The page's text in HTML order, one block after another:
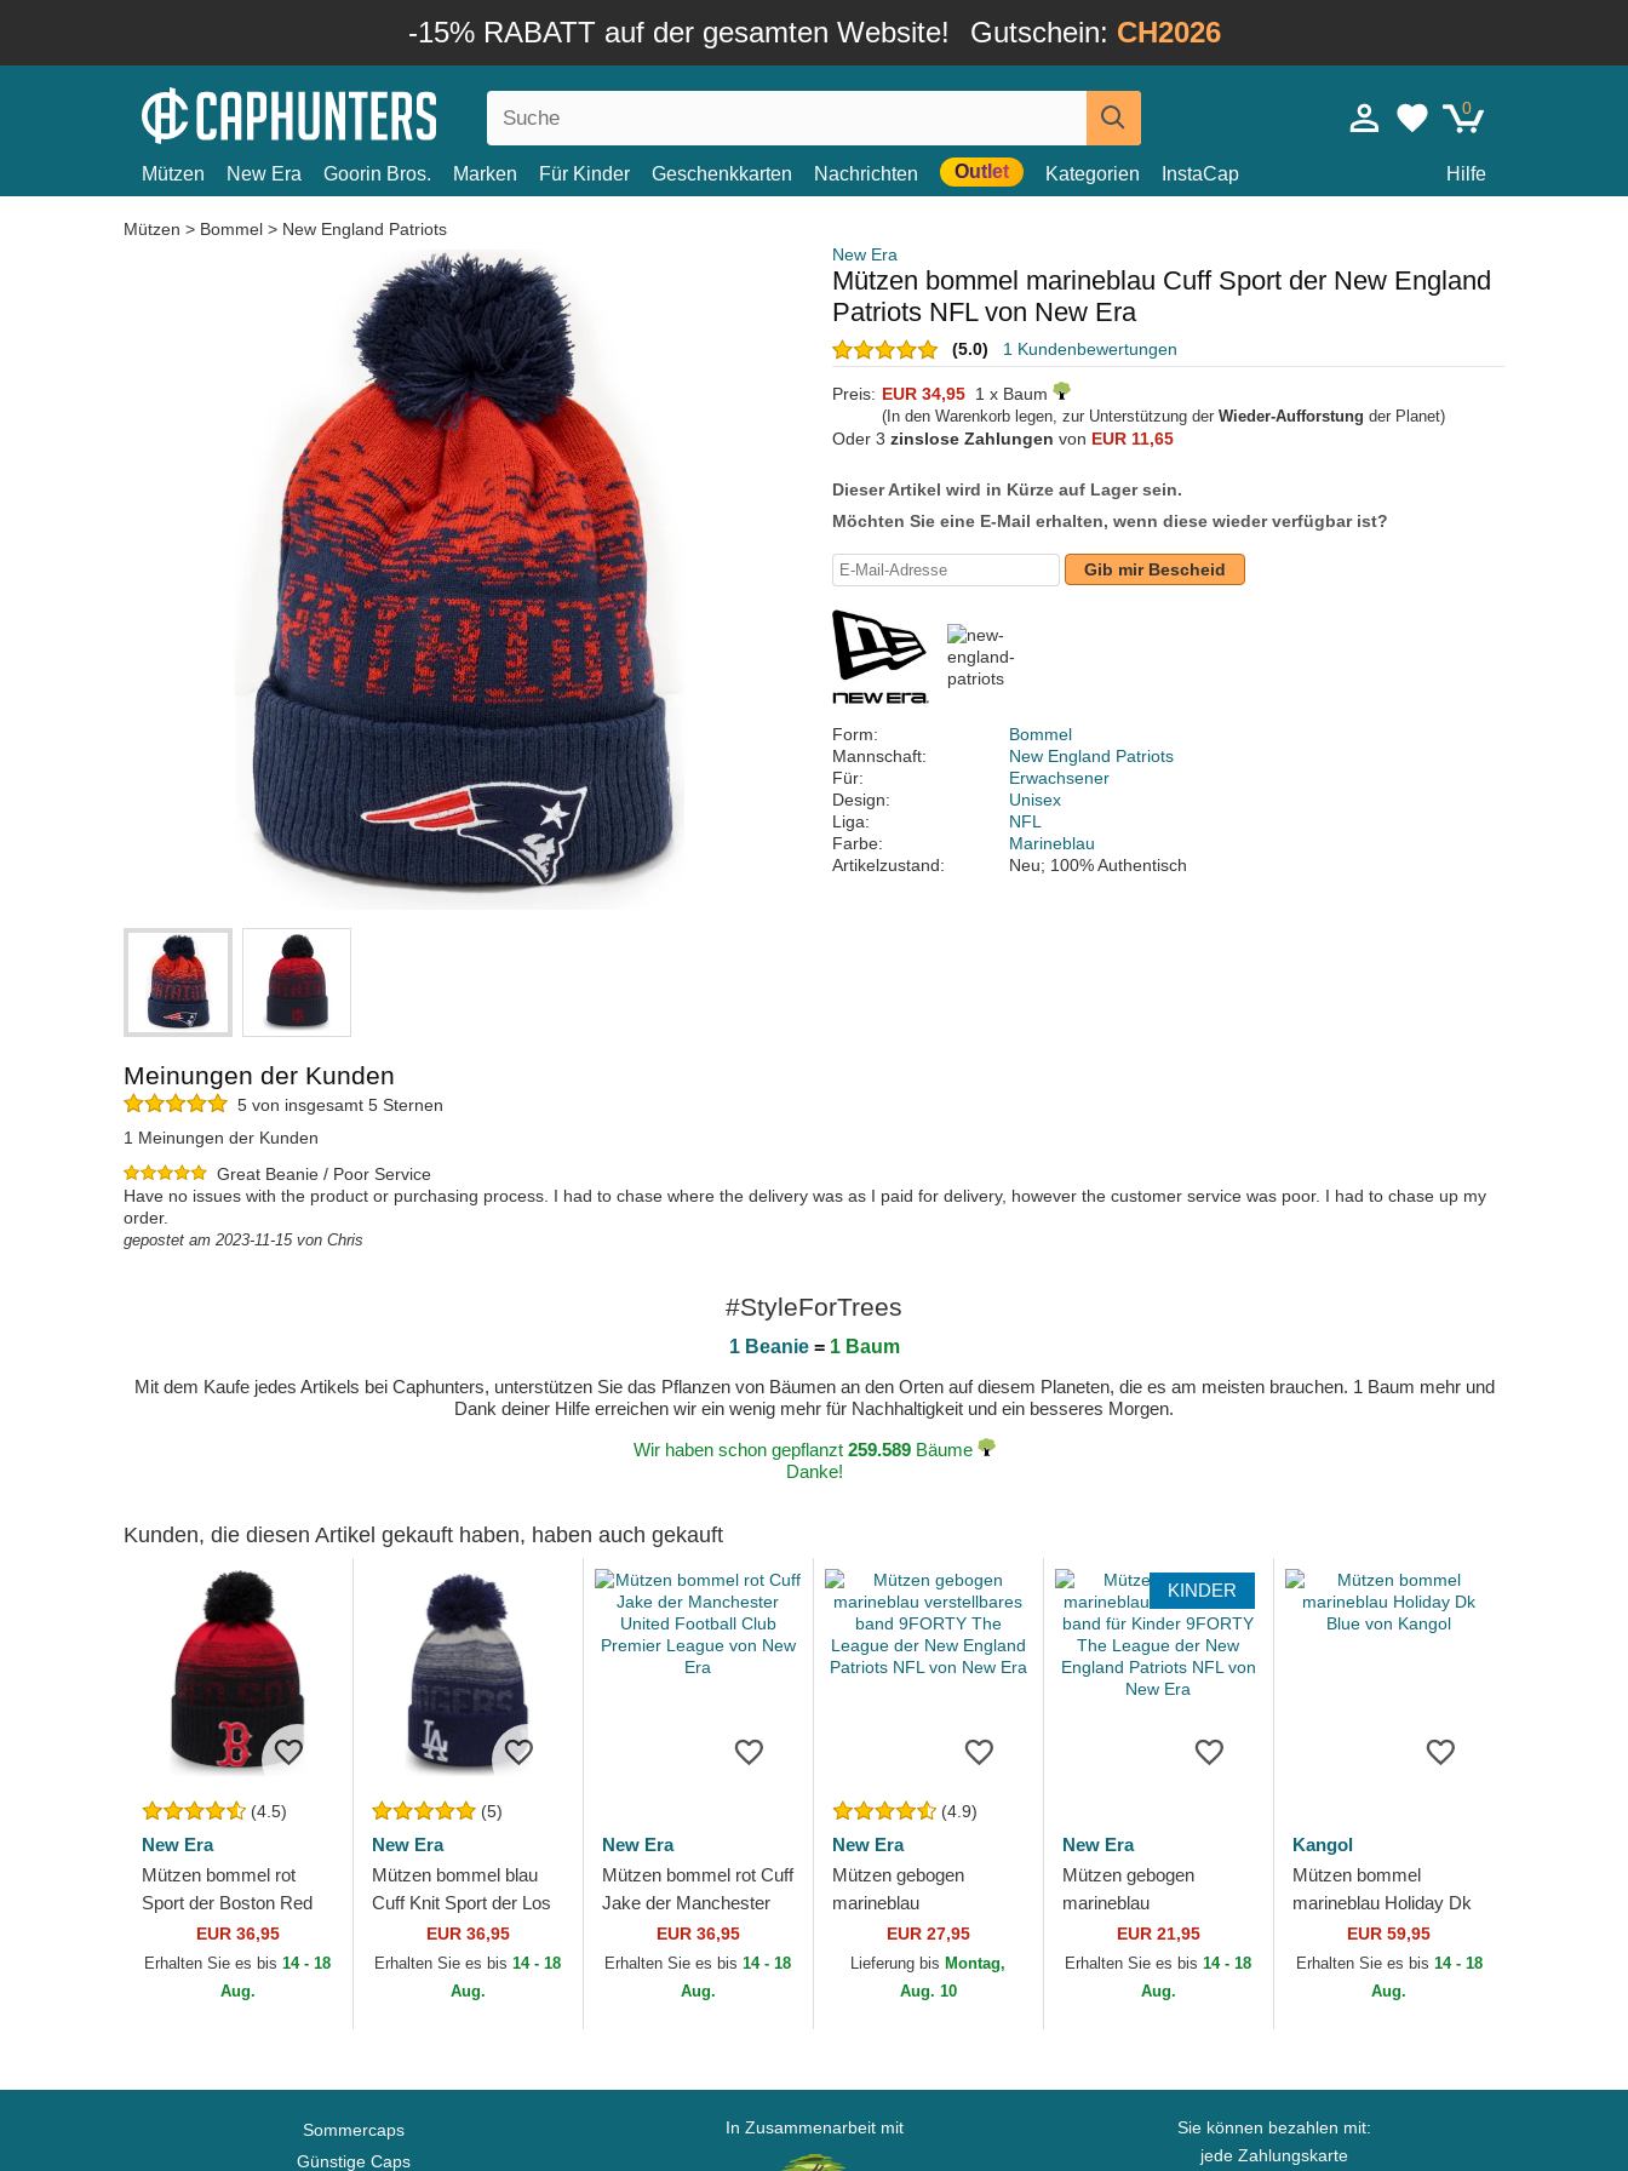
-15% RABATT auf der gesamten Website! Gutschein: CH2026
0
Mützen New Era Goorin Bros. Marken Für Kinder Geschenkkarten Nachrichten Outlet Kategorien InstaCap Hilfe
Mützen > Bommel > New England Patriots
New Era
Mützen bommel marineblau Cuff Sport der New England
Patriots NFL von New Era
(5.0) 1 Kundenbewertungen
Preis: EUR 34,95 1 x Baum
(In den Warenkorb legen, zur Unterstützung der Wieder-Aufforstung der Planet)
Oder 3 zinslose Zahlungen von EUR 11,65
Dieser Artikel wird in Kürze auf Lager sein.
Möchten Sie eine E-Mail erhalten, wenn diese wieder verfügbar ist?
Gib mir Bescheid
Form:
Bommel
Mannschaft:
New England Patriots
Für:
Erwachsener
Design:
Unisex
Liga:
NFL
Farbe:
Marineblau
Artikelzustand:
Neu; 100% Authentisch
Meinungen der Kunden
5 von insgesamt 5 Sternen
1 Meinungen der Kunden
Great Beanie / Poor Service
Have no issues with the product or purchasing process. I had to chase where the delivery was as I paid for delivery, however the customer service was poor. I had to chase up my
order.
gepostet am 2023-11-15 von Chris
#StyleForTrees
1 Beanie= 1 Baum
Mit dem Kaufe jedes Artikels bei Caphunters, unterstützen Sie das Pflanzen von Bäumen an den Orten auf diesem Planeten, die es am meisten brauchen. 1 Baum mehr und
Dank deiner Hilfe erreichen wir ein wenig mehr für Nachhaltigkeit und ein besseres Morgen.
Wir haben schon gepflanzt 259.589Bäume
Danke!
Kunden, die diesen Artikel gekauft haben, haben auch gekauft
(4.5)
New Era
Mützen bommel rot
Sport der Boston Red
Sox MLB von New Era
EUR 36,95
Erhalten Sie es bis14 - 18
Aug.
(5)
New Era
Mützen bommel blau
Cuff Knit Sport der Los
Angeles Dodgers MLB
von New Era
EUR 36,95
Erhalten Sie es bis14 - 18
Aug.
New Era
Mützen bommel rot Cuff
Jake der Manchester
United Football Club
Premier League von
EUR 36,95
Erhalten Sie es bis14 - 18
Aug.
(4.9)
New Era
Mützen gebogen
marineblau
verstellbares band
9FORTY The League
der New England
EUR 27,95
Lieferung bis Montag,
Aug. 10
KINDER
New Era
Mützen gebogen
marineblau
verstellbares band für
Kinder 9FORTY The
League der New
EUR 21,95
Erhalten Sie es bis14 - 18
Aug.
Kangol
Mützen bommel
marineblau Holiday Dk
Blue von Kangol
EUR 59,95
Erhalten Sie es bis 14 - 18
Aug.
Sommercaps
Günstige Caps
In Zusammenarbeit mit
Sie können bezahlen mit:
jede Zahlungskarte